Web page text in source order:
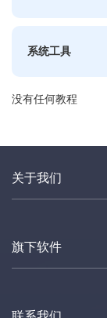
系统工具
没有任何教程
关于我们
旗下软件